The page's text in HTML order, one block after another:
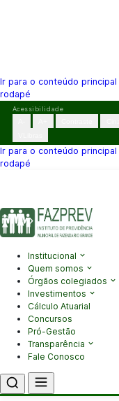
Ir para o conteúdo principal
rodapé
Pular
conteúdo
Acessibilidade
Ir para o conteúdo principal
rodapé
Institucional
Quem somos
Órgãos colegiados
Investimentos
Cálculo Atuarial
Concursos
Pró-Gestão
Transparência
Fale Conosco